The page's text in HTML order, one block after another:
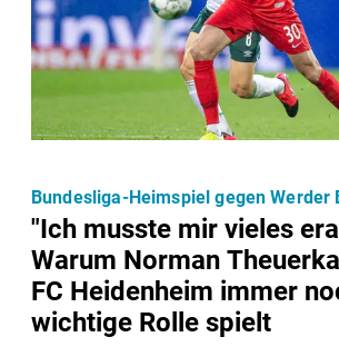
"Ich musste mir vieles
Warum Norman
FC Heidenheim immer
wichtige Rolle spielt
Bundesliga-Heimspiel gegen Werder